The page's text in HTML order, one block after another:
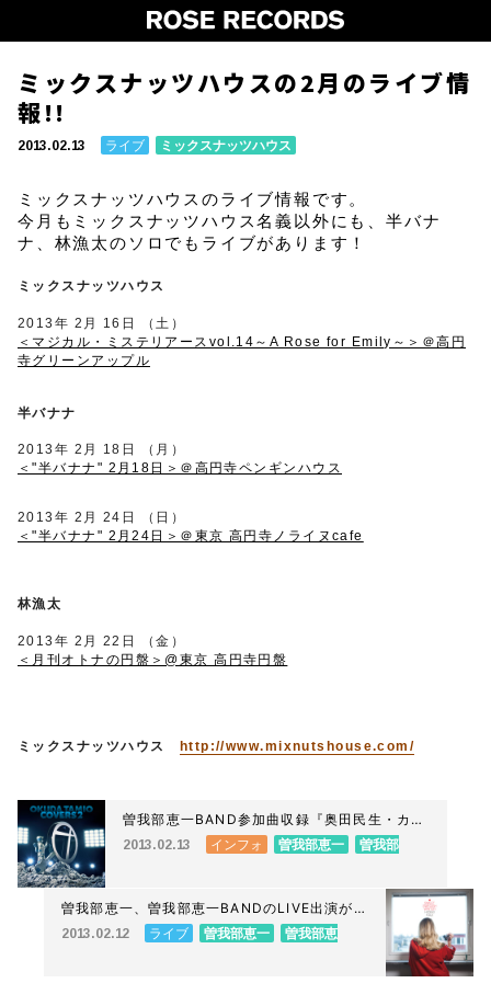
ミックスナッツハウスの2月のライブ情
報!!
2013.02.13 ライブ ミックスナッツハウス
ミックスナッツハウスのライブ情報です。
今月もミックスナッツハウス名義以外にも、半バナ
ナ、林漁太のソロでもライブがあります！
ミックスナッツハウス
2013年 2月 16日 （土）
＜マジカル・ミステリアースvol.14～A Rose for Emily～＞＠高円
寺グリーンアップル
半バナナ
2013年 2月 18日 （月）
＜"半バナナ" 2月18日＞＠高円寺ペンギンハウス
2013年 2月 24日 （日）
＜"半バナナ" 2月24日＞＠東京 高円寺ノライヌcafe
林漁太
2013年 2月 22日 （金）
＜月刊オトナの円盤＞@東京 高円寺円盤
ミックスナッツハウス http://www.mixnutshouse.com/
曽我部恵一BAND参加曲収録『奥田民生・カバ
ーズ2』3/6発売
2013.02.13 インフォ 曽我部恵一
曽我部
曽我部恵一、曽我部恵一BANDのLIVE出演が決
定しました。
2013.02.12 ライブ 曽我部恵一
曽我部恵